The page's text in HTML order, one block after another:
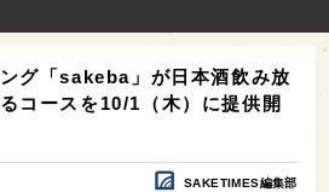
グ「sakeba」が日本酒飲み放
コースを10/1（木）に提供開
SAKETIMES編集部